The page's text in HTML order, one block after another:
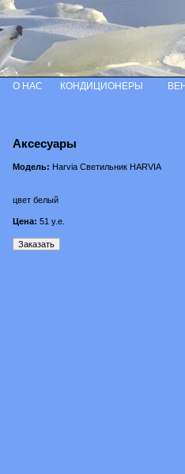
Аксесуары
Модель: Harvia Светильник HARVIA
цвет белый
Цена: 51 у.е.
О НАС КОНДИЦИОНЕРЫ